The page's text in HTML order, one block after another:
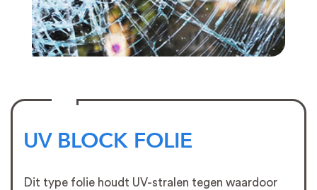
UV BLOCK FOLIE
Dit type folie houdt UV-stralen tegen waardoor